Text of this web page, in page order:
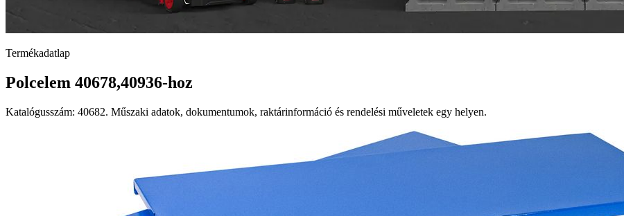
Termékadatlap
Polcelem 40678,40936-hoz
Katalógusszám: 40682. Műszaki adatok, dokumentumok, raktárinformáció és rendelési műveletek egy helyen.